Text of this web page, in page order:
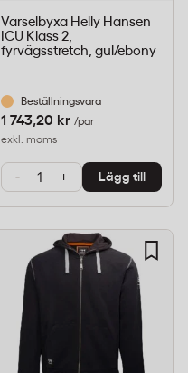
Varselbyxa Helly Hansen
ICU Klass 2,
fyrvägsstretch, gul/ebony
Beställningsvara
1 743,20 kr /par
exkl. moms
- + Lägg till